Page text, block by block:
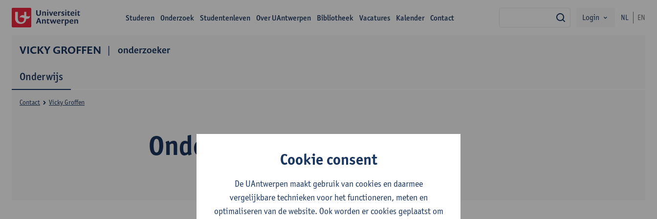
Studeren Onderzoek Studentenleven Over UAntwerpen Bibliotheek Vacatures Kalender Contact zoekLogin NL EN
VICKY GROFFEN onderzoeker
Onderwijs
Onderwijs Vicky Groffen
Contact Vicky Groffen
Cookie consent
De UAntwerpen maakt gebruik van cookies en daarmee
vergelijkbare technieken voor het functioneren, meten en
optimaliseren van de website. Ook worden er cookies geplaatst om